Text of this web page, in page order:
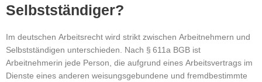
Selbstständiger?
Im deutschen Arbeitsrecht wird strikt zwischen Arbeitnehmern und
Selbstständigen unterschieden. Nach § 611a BGB ist
Arbeitnehmerin jede Person, die aufgrund eines Arbeitsvertrags im
Dienste eines anderen weisungsgebundene und fremdbestimmte